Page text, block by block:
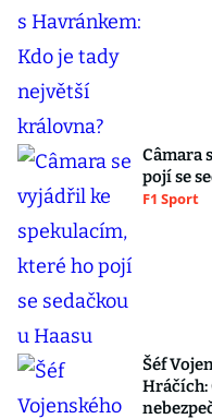
Câmara
pojí se
F1 Sport
Šéf
Hráčích: